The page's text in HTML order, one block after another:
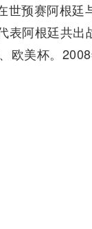
世预赛阿根
表阿根廷共
欧美杯。